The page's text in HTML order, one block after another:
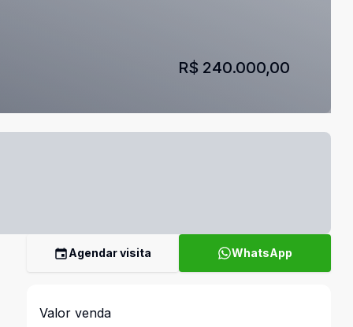
R$ 240.000,00
Agendar visita WhatsApp
Valor venda